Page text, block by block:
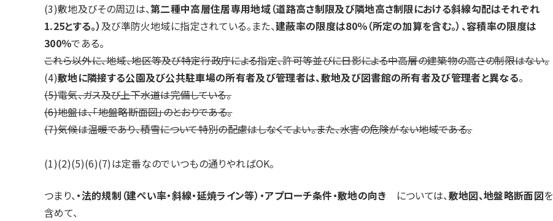
(3)敷地及びその周辺は、第二種中高層住居専用地域（道路高さ制限及び隣地高さ制限における斜線勾配はそれぞれ
1.25とする。）及び準防火地域に指定されている。また、建蔽率の限度は80％（所定の加算を含む。）、容積率の限度は
300％である。
これら以外に、地域、地区等及び特定行政庁による指定、許可等並びに日影による中高層の建築物の高さの制限はない。
(4)敷地に隣接する公園及び公共駐車場の所有者及び管理者は、敷地及び図書館の所有者及び管理者と異なる。
(5)電気、ガス及び上下水道は完備している。
(6)地盤は、「地盤略断面図」のとおりである。
(7)気候は温暖であり、積雪について特別の配慮はしなくてよい。また、水害の危険がない地域である。
(1)(2)(5)(6)(7)は定番なのでいつもの通りやればOK。
つまり、・法的規制（建ぺい率・斜線・延焼ライン等）・アプローチ条件・敷地の向き については、敷地図、地盤略断面図を
含めて、